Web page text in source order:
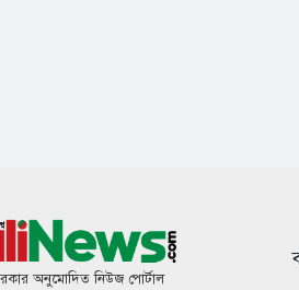
সরকার অনুমোদিত নিউজ পোর্টাল